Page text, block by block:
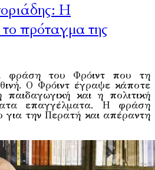
Η
πρόταγμα της
φράση του Φρόιντ που τη
Ο Φρόιντ έγραψε κάποτε
και η πολιτική
επαγγέλματα. Η φράση
για την Περατή και απέραντη